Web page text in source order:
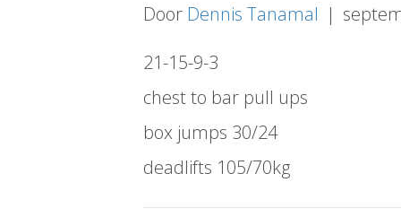
Door Dennis Tanamal |
21-15-9-3
chest to bar pull ups
box jumps 30/24
deadlifts 105/70kg